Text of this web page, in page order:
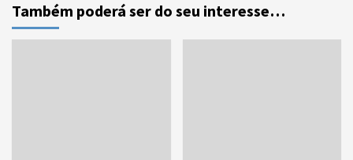
Também poderá ser do seu interesse…